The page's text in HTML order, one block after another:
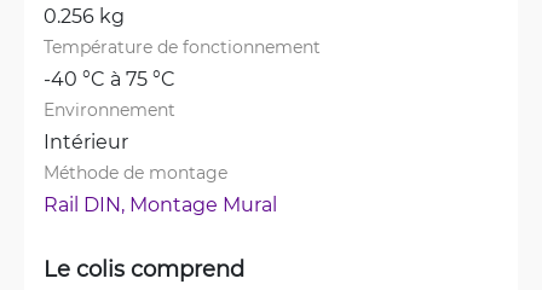
0.256 kg
Température de fonctionnement
-40 °C à 75 °C
Environnement
Intérieur
Méthode de montage
Rail DIN, Montage Mural
Le colis comprend